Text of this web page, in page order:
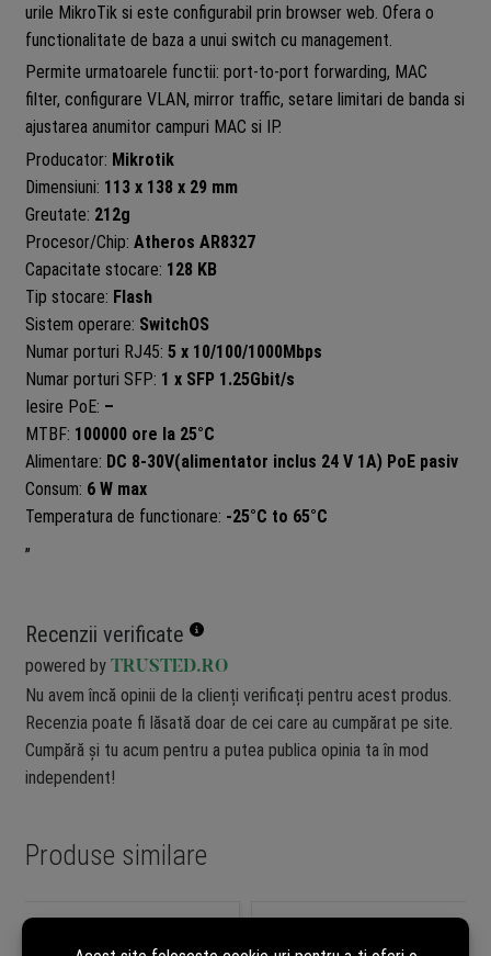
urile MikroTik si este configurabil prin browser web. Ofera o
functionalitate de baza a unui switch cu management.
Permite urmatoarele functii: port-to-port forwarding, MAC
filter, configurare VLAN, mirror traffic, setare limitari de banda si
ajustarea anumitor campuri MAC si IP.
Producator: Mikrotik
Dimensiuni: 113 x 138 x 29 mm
Greutate: 212g
Procesor/Chip: Atheros AR8327
Capacitate stocare: 128 KB
Tip stocare: Flash
Sistem operare: SwitchOS
Numar porturi RJ45: 5 x 10/100/1000Mbps
Numar porturi SFP: 1 x SFP 1.25Gbit/s
Iesire PoE: –
MTBF: 100000 ore la 25°C
Alimentare: DC 8-30V(alimentator inclus 24 V 1A) PoE pasiv
Consum: 6 W max
Temperatura de functionare: -25°C to 65°C
„
Recenzii verificate
powered by TRUSTED.RO
Nu avem încă opinii de la clienți verificați pentru acest produs.
Recenzia poate fi lăsată doar de cei care au cumpărat pe site.
Cumpără și tu acum pentru a putea publica opinia ta în mod
independent!
Produse similare